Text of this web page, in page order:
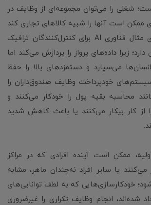
شغلی را می‌توان مجموعه‌ای از وظایف در
ممکن است آنها را شبیه کالاهای تجاری کند
یا بهبود بخشد؛ برای مثال فناوری AI برای کنترل‌کنندگان ترافیک
زیرا داده‌های پرواز را پردازش می‌کند اما
می‌سپارد و دستمزدهای بالا را حفظ
خودپرداخت وظایف صندوق‌داران را
محاسبه بقیه پول را خودکار می‌کنند و
از کار بیکار می‌کنند یا باعث کاهش شدید
ممکن است آینده افرادی که در مراکز
یا سایر افراد نه‌چندان ماهر، مشابه
خودکارسازی‌هایی که به لطف توانایی‌های
انجام وظایف تکراری را غیرضروری